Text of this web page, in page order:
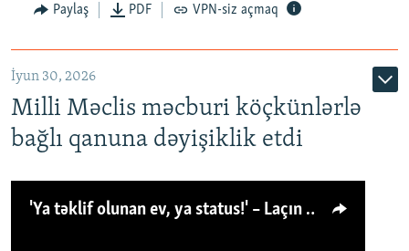
Paylaş PDF VPN-siz açmaq
İyun 30, 2026
Milli Məclis məcburi köçkünlərlə
bağlı qanuna dəyişiklik etdi
'Ya təklif olunan ev, ya status!' – Laçın köçkünü: 'Laçından başqa heç hara!'